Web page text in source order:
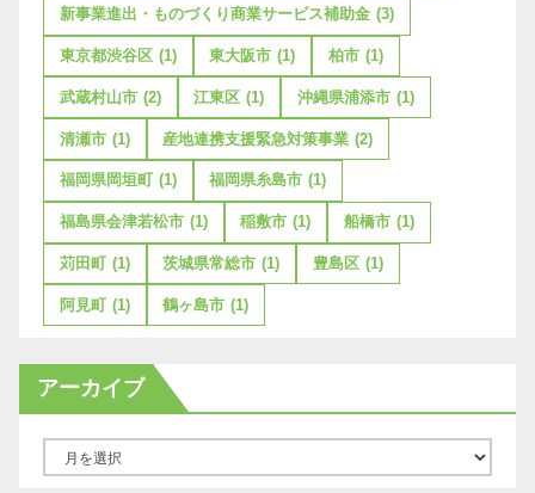
新事業進出・ものづくり商業サービス補助金 (3)
東京都渋谷区 (1) 東大阪市 (1) 柏市 (1)
武蔵村山市 (2) 江東区 (1) 沖縄県浦添市 (1)
清瀬市 (1) 産地連携支援緊急対策事業 (2)
福岡県岡垣町 (1) 福岡県糸島市 (1)
福島県会津若松市 (1) 稲敷市 (1) 船橋市 (1)
苅田町 (1) 茨城県常総市 (1) 豊島区 (1)
阿見町 (1) 鶴ヶ島市 (1)
アーカイブ